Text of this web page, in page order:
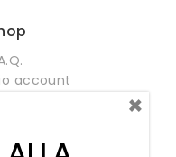
account
×